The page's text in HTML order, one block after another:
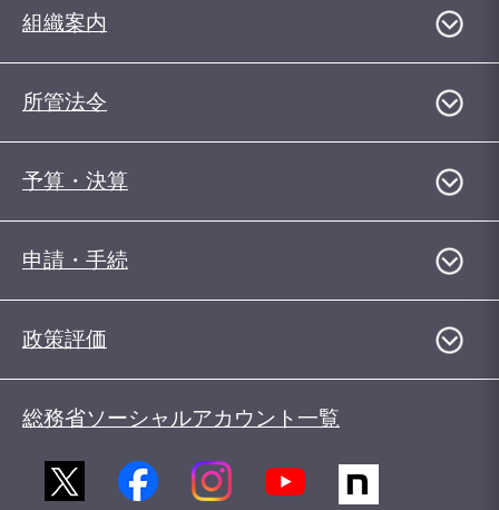
組織案内
所管法令
予算・決算
申請・手続
政策評価
総務省ソーシャルアカウント一覧